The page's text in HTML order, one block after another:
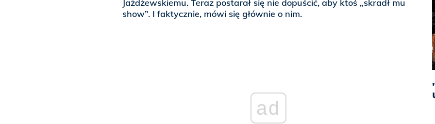
Jażdżewskiemu. Teraz postarał się nie dopuścić, aby ktoś „skradł mu
show”. I faktycznie, mówi się głównie o nim.
ad